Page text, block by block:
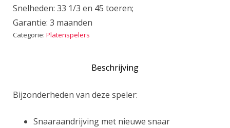
Snelheden: 33 1/3 en 45 toeren;
Garantie: 3 maanden
Categorie: Platenspelers
Beschrijving
Bijzonderheden van deze speler:
Snaaraandrijving met nieuwe snaar